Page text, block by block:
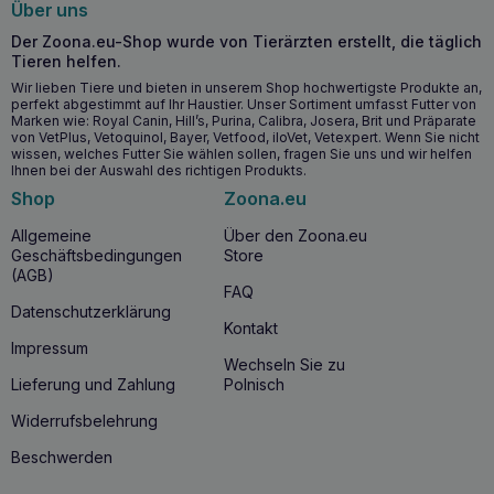
Einzigartige Kombination von Präbiotika für ein gesundes
Darmmikrobiom.
Hoher Gehalt an Elektrolyten und B-Vitaminen.
Angereichert mit Omega-3- und Omega-6-Fettsäuren.
Warum sollten Sie sich für HILL’S Digestive
Care i/d Katze 400g Huhn entscheiden?
Das Futter ist ideal für Katzen mit Magen-Darm-
Unterstützung einer gesunden Verdauung und eines
gesunden Darmmikrobioms benötigen.
Warum sollten Sie HILL’S Digestive Care i/d cat
Wenn Ihre Katze mit Magen-Darm-Beschwerden zu
kämpfen hat, bietet dieses Futter eine spezielle
und ihr Wohlbefinden wiedererlangen kann.
Über uns
Der Zoona.eu-Shop wurde von Tierärzten erstellt, die täglich
Tieren helfen.
Wir lieben Tiere und bieten in unserem Shop hochwertigste Produkte an,
perfekt abgestimmt auf Ihr Haustier. Unser Sortiment umfasst Futter von
Marken wie: Royal Canin, Hill’s, Purina, Calibra, Josera, Brit und Präparate
von VetPlus, Vetoquinol, Bayer, Vetfood, iloVet, Vetexpert. Wenn Sie nicht
wissen, welches Futter Sie wählen sollen, fragen Sie uns und wir helfen
Ihnen bei der Auswahl des richtigen Produkts.
Shop
Allgemeine
Geschäftsbedingungen
(AGB)
Datenschutzerklärung
Impressum
Lieferung und Zahlung
Widerrufsbelehrung
Beschwerden
Zoona.eu
Über den Zoona.eu
Store
FAQ
Kontakt
Wechseln Sie zu
Polnisch